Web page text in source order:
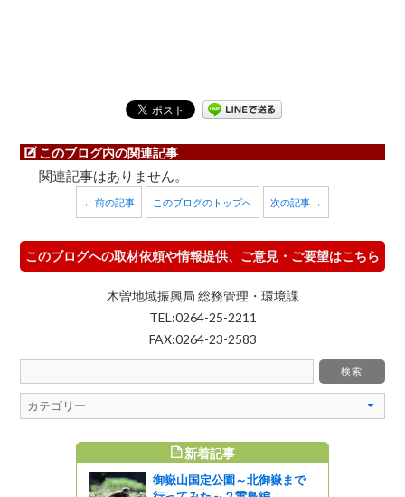
このブログ内の関連記事
関連記事はありません。
← 前の記事 このブログのトップへ 次の記事 →
このブログへの取材依頼や情報提供、ご意見・ご要望はこちら
木曽地域振興局 総務管理・環境課
TEL:0264-25-2211
FAX:0264-23-2583
新着記事
御嶽山国定公園～北御嶽まで